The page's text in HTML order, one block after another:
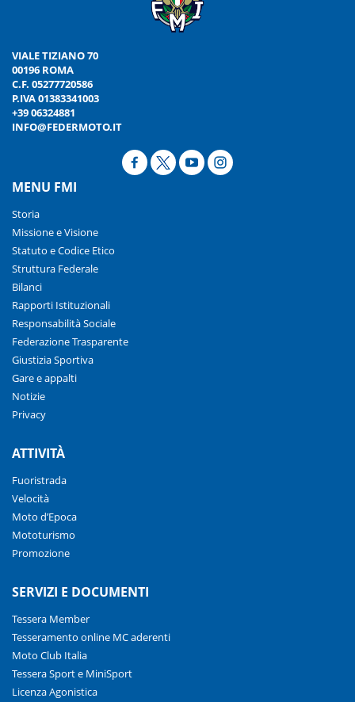
VIALE TIZIANO 70
00196 ROMA
C.F. 05277720586
P.IVA 01383341003
+39 06324881
INFO@FEDERMOTO.IT
MENU FMI
Storia
Missione e Visione
Statuto e Codice Etico
Struttura Federale
Bilanci
Rapporti Istituzionali
Responsabilità Sociale
Federazione Trasparente
Giustizia Sportiva
Gare e appalti
Notizie
Privacy
ATTIVITÀ
Fuoristrada
Velocità
Moto d’Epoca
Mototurismo
Promozione
SERVIZI E DOCUMENTI
Tessera Member
Tesseramento online MC aderenti
Moto Club Italia
Tessera Sport e MiniSport
Licenza Agonistica